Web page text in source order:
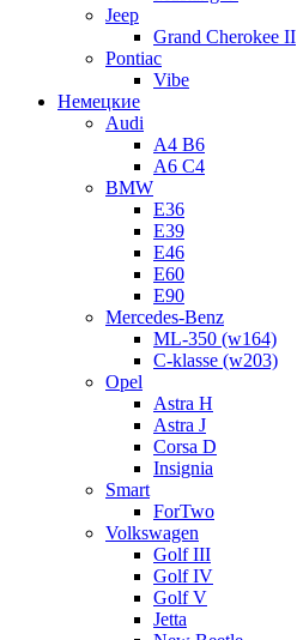
Jeep
Grand Cherokee II
Pontiac
Vibe
Немецкие
Audi
A4 B6
A6 C4
BMW
E36
E39
E46
E60
E90
Mercedes-Benz
ML-350 (w164)
C-klasse (w203)
Opel
Astra H
Astra J
Corsa D
Insignia
Smart
ForTwo
Volkswagen
Golf III
Golf IV
Golf V
Jetta